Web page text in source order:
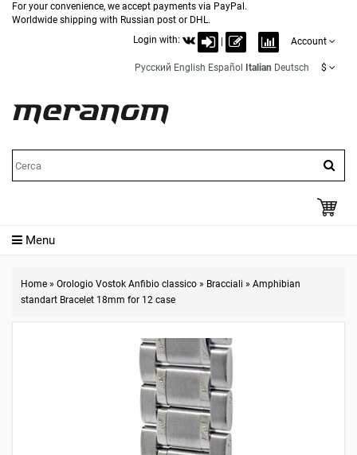
For your convenience, we accept payments via PayPal.
Worldwide shipping with Russian post or DHL.
Login with:
Account
Русский English Español Italian Deutsch $
Menu
Home » Orologio Vostok Anfibio classico » Bracciali » Amphibian
standart Bracelet 18mm for 12 case